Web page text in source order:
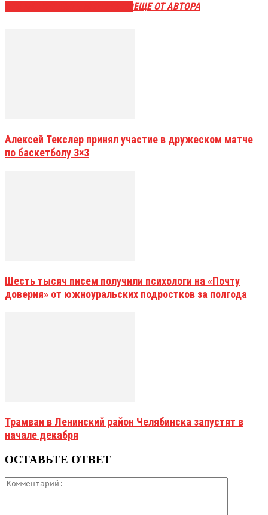
ЕЩЕ ОТ АВТОРА
Алексей Текслер принял участие в дружеском матче
по баскетболу 3×3
Шесть тысяч писем получили психологи на «Почту
доверия» от южноуральских подростков за полгода
Трамваи в Ленинский район Челябинска запустят в
начале декабря
ОСТАВЬТЕ ОТВЕТ